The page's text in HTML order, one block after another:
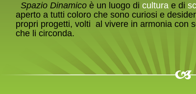
Spazio Dinamico è un luogo di cultura e di
aperto a tutti coloro che sono curiosi e
propri progetti, volti al vivere in armonia con
che li circonda.